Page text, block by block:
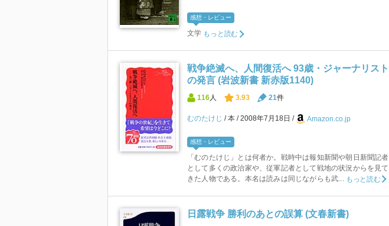
感想・レビュー
文学 もっと読む
戦争絶滅へ、人間復活へ 93歳・ジャーナリスト
の発言 (岩波新書 新赤版1140)
116人 3.93 21件
むのたけじ 本 2008年7月18日 Amazon.co.jp
感想・レビュー
「むのたけじ」とは何者か。戦時中は報知新聞や朝日新聞記者
として多くの政治家や、従軍記者として戦地の状況からを見て
きた人物である。本名は読みは同じながらも武... もっと読む
日露戦争 勝利のあとの誤算 (文春新書)